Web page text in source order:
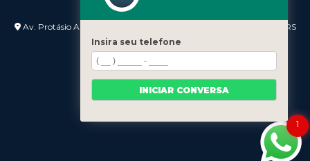
Endereço
Av. Protásio Alves nº 3240 Lojas 7 e 8 - Petrópolis - Porto Alegre - RS
- 90410-007
1
Insira seu telefone
INICIAR CONVERSA